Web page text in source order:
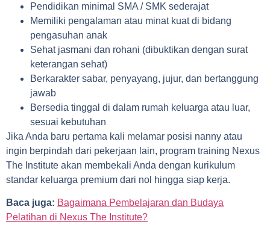
Pendidikan minimal SMA / SMK sederajat
Memiliki pengalaman atau minat kuat di bidang
pengasuhan anak
Sehat jasmani dan rohani (dibuktikan dengan surat
keterangan sehat)
Berkarakter sabar, penyayang, jujur, dan bertanggung
jawab
Bersedia tinggal di dalam rumah keluarga atau luar,
sesuai kebutuhan
Jika Anda baru pertama kali melamar posisi nanny atau
ingin berpindah dari pekerjaan lain, program training Nexus
The Institute akan membekali Anda dengan kurikulum
standar keluarga premium dari nol hingga siap kerja.
Baca juga: Bagaimana Pembelajaran dan Budaya
Pelatihan di Nexus The Institute?